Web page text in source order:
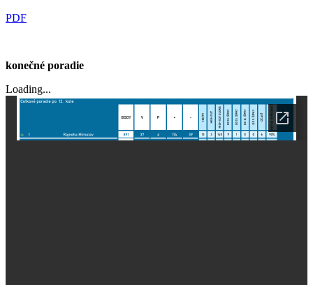
PDF
konečné poradie
Loading...